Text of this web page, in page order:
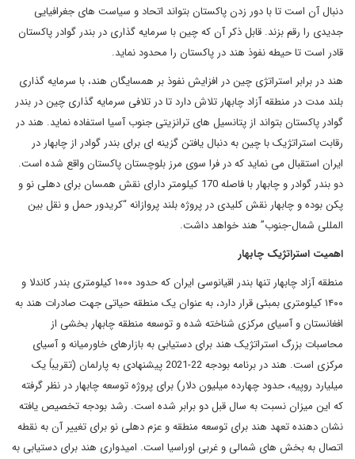
دنبال آن است تا با دور زدن پاکستان بتواند اتحاد و سیاست های جغرافیایی
جدیدی را رقم بزند. قابل ذکر آن که چین با سرمایه گذاری در بندر گوادر پاکستان
قادر است تا حیطه نفوذ هند در پاکستان را محدود نماید.
هند در برابر استراتژی چین در افزایش نفوذ بر همسایگان هند، با سرمایه گذاری
بلند مدت در منطقه آزاد چابهار تلاش دارد تا در تلافی سرمایه گذاری چین در بندر
گوادر پاکستان بتواند از پتانسیل های ترانزیتی جنوب آسیا استفاده نماید. هند در
رقابت استراتژیک با چین به دنبال یافتن گزینه ای برای بندر گوادر از چابهار در
ایران استقبال می نماید که در فرا سوی مرز بلوچستان پاکستان واقع شده است.
دو بندر گوادر و چابهار با فاصله 170 کیلومتر دارای نقش همسان برای دهلی نو و
پکن بوده و چابهار نقش کلیدی در پروژه بلند پروازانه “کریدور حمل و نقل بین
المللی شمال-جنوب” هند خواهد داشت.
اهمیت استراتژیک چابهار
منطقه آزاد چابهار تنها بندر اقیانوسی ایران که حدود ۱۰۰۰ کیلومتری بندر کاندلا و
۱۴۰۰ کیلومتری بمبئی قرار دارد، به عنوان یک منطقه حیاتی جهت صادرات هند به
افغانستان و آسیای مرکزی شناخته شده و توسعه منطقه چابهار بخشی از
محاسبات بزرگ استراتژیک هند برای دستیابی به بازارهای خاورمیانه و آسیای
مرکزی است. هند در برنامه بودجه 22-2021 پیشنهادی به پارلمان (تقریباً یک
میلیارد روپیه، حدود چهارده میلیون دلار) برای پروژه توسعه چابهار در نظر گرفته
که این میزان نسبت به سال قبل دو برابر شده است. رشد بودجه تخصیص یافته
نشان دهنده تعهد هند برای توسعه منطقه و عزم دهلی نو برای تغییر آن به نقطه
اتصال به بخش های شمالی و غربی اوراسیا است. امیدواری هند برای دستیابی به